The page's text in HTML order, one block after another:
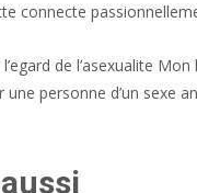
connecte
de l’asexualite
personne d’un sexe